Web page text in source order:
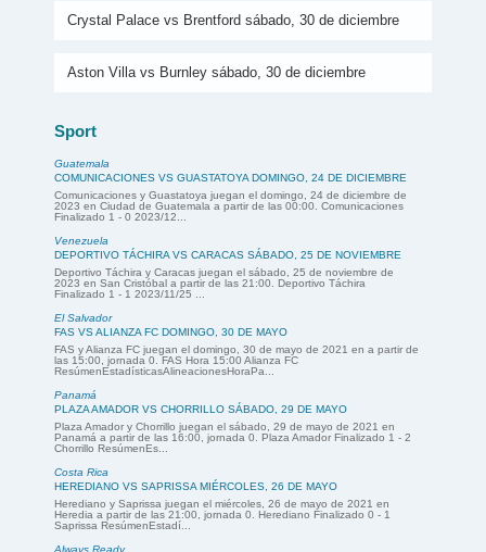
Crystal Palace vs Brentford sábado, 30 de diciembre
Aston Villa vs Burnley sábado, 30 de diciembre
Sport
Guatemala
COMUNICACIONES VS GUASTATOYA DOMINGO, 24 DE DICIEMBRE
Comunicaciones y Guastatoya juegan el domingo, 24 de diciembre de
2023 en Ciudad de Guatemala a partir de las 00:00. Comunicaciones
Finalizado 1 - 0 2023/12...
Venezuela
DEPORTIVO TÁCHIRA VS CARACAS SÁBADO, 25 DE NOVIEMBRE
Deportivo Táchira y Caracas juegan el sábado, 25 de noviembre de
2023 en San Cristóbal a partir de las 21:00. Deportivo Táchira
Finalizado 1 - 1 2023/11/25 ...
El Salvador
FAS VS ALIANZA FC DOMINGO, 30 DE MAYO
FAS y Alianza FC juegan el domingo, 30 de mayo de 2021 en a partir de
las 15:00, jornada 0. FAS Hora 15:00 Alianza FC
ResúmenEstadísticasAlineacionesHoraPa...
Panamá
PLAZA AMADOR VS CHORRILLO SÁBADO, 29 DE MAYO
Plaza Amador y Chorrillo juegan el sábado, 29 de mayo de 2021 en
Panamá a partir de las 16:00, jornada 0. Plaza Amador Finalizado 1 - 2
Chorrillo ResúmenEs...
Costa Rica
HEREDIANO VS SAPRISSA MIÉRCOLES, 26 DE MAYO
Herediano y Saprissa juegan el miércoles, 26 de mayo de 2021 en
Heredia a partir de las 21:00, jornada 0. Herediano Finalizado 0 - 1
Saprissa ResúmenEstadí...
Always Ready